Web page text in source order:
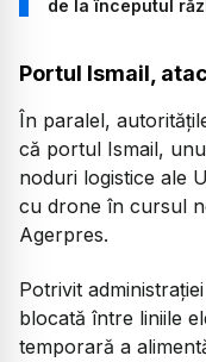
de la începutul
Portul Ismail,
În paralel,
că portul Ismail,
noduri logistice ale
cu drone în cursul
Agerpres.
Potrivit
blocată între liniile
temporară a